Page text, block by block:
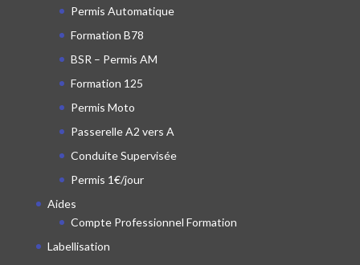
Permis Automatique
Formation B78
BSR – Permis AM
Formation 125
Permis Moto
Passerelle A2 vers A
Conduite Supervisée
Permis 1€/jour
Aides
Compte Professionnel Formation
Labellisation